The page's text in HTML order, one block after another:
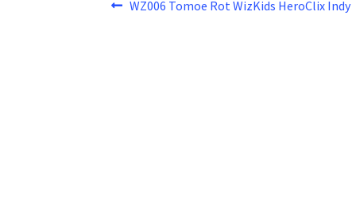
Beitragsnavigation
Vorheriger
WZ006 Tomoe Rot WizKids HeroClix Indy